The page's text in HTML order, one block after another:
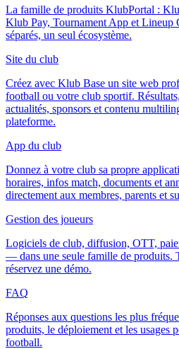
La famille de produits KlubPortal :
Klub Pay, Tournament App et
séparés, un seul écosystème.
Site du club
Créez avec Klub Base un site web
football ou votre club sportif.
actualités, sponsors et contenu
plateforme.
App du club
Donnez à votre club sa propre
horaires, infos match, documents et
directement aux membres, parents et
Gestion des joueurs
Logiciels de club, diffusion, OTT,
— dans une seule famille de produits.
réservez une démo.
FAQ
Réponses aux questions les plus
produits, le déploiement et les usages
football.